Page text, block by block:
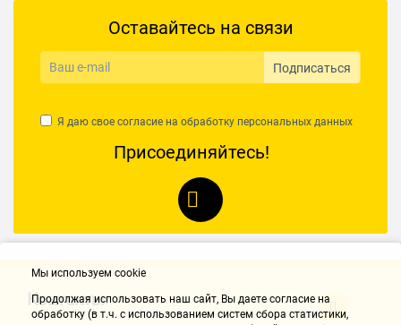
Оставайтесь на связи
Подписаться
Я даю свое согласие на обработку персональных данных
Присоединяйтесь!
Контакты
Мы используем cookie
Продолжая использовать наш cайт, Вы даете согласие на
обработку (в т.ч. с использованием систем сбора статистики,